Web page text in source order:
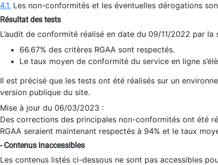
4.1. Les non-conformités et les éventuelles dérogations
Résultat des tests
L’audit de conformité réalisé en date du 09/11/2022 par
66.67% des critères RGAA sont respectés.
Le taux moyen de conformité du service en ligne
Il est précisé que les tests ont été réalisés sur un
version publique du site.
Mise à jour du 06/03/2023 :
Des corrections des principales non-conformités ont été
RGAA seraient maintenant respectés à 94% et le taux
- Contenus inaccessibles
Les contenus listés ci-dessous ne sont pas accessibles